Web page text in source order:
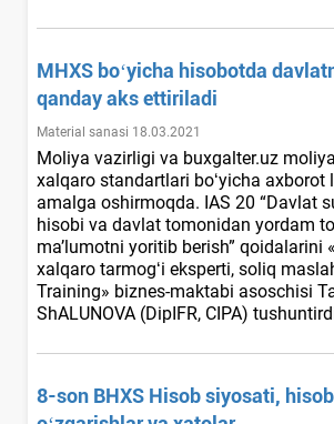
MHXS boʻyicha hisobotda
qanday aks ettiriladi
Material sanasi 18.03.2021
Moliya vazirligi va buxgalter.uz
хalqaro standartlari boʻyicha aхborot
amalga oshirmoqda. IAS 20 “Davlat
hisobi va davlat tomonidan yordam
ma’lumotni yoritib berish” qoidalarini
хalqaro tarmogʻi eksperti, soliq
Training» biznes-maktabi asoschisi
ShALUNOVA (DipIFR, CIPA)
8-son BHXS Hisob siyosati,